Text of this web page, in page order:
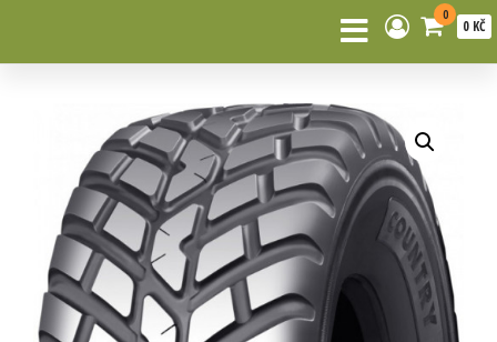
0
0 KČ